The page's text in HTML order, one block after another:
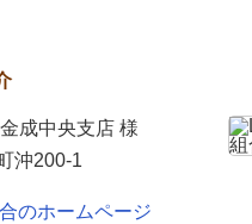
成中央支店 様
沖200-1
のホームページ